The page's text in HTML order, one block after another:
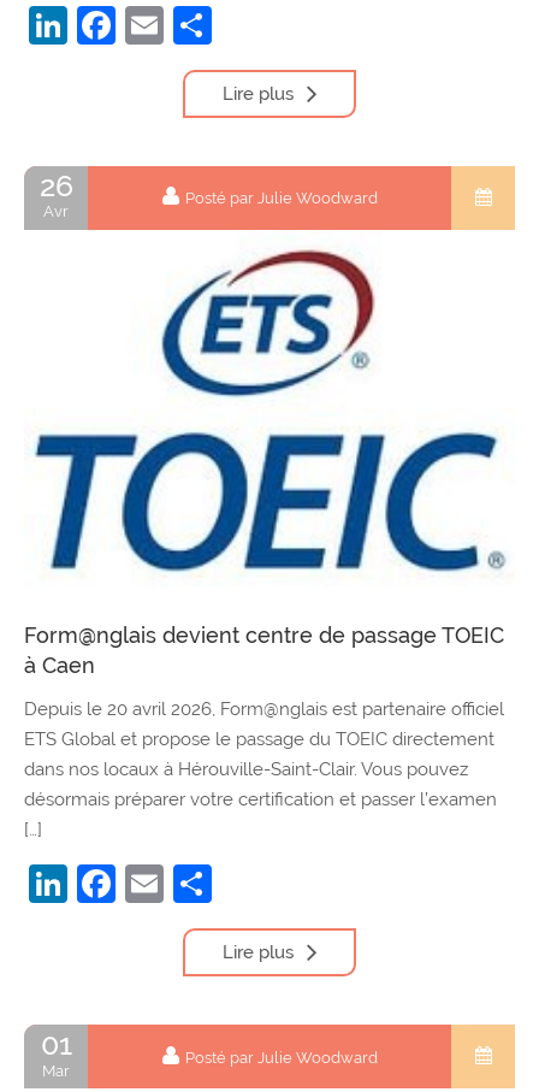
LinkedIn
Facebook
Email
Lire plus
26
Avr
Posté par Julie Woodward
Form@nglais devient centre de passage TOEIC
à Caen
Depuis le 20 avril 2026, Form@nglais est partenaire officiel
ETS Global et propose le passage du TOEIC directement
dans nos locaux à Hérouville-Saint-Clair. Vous pouvez
désormais préparer votre certification et passer l’examen
[…]
LinkedIn
Facebook
Email
Lire plus
01
Mar
Posté par Julie Woodward